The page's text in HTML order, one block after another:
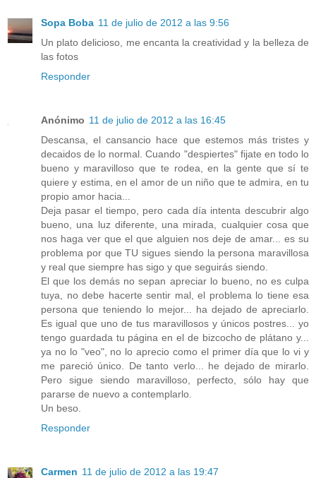
Sopa Boba 11 de julio de 2012 a las 9:56
Un plato delicioso, me encanta la creatividad y la belleza de
las fotos
Responder
Anónimo 11 de julio de 2012 a las 16:45
Descansa, el cansancio hace que estemos más tristes y
decaidos de lo normal. Cuando "despiertes" fijate en todo lo
bueno y maravilloso que te rodea, en la gente que sí te
quiere y estima, en el amor de un niño que te admira, en tu
propio amor hacia...
Deja pasar el tiempo, pero cada día intenta descubrir algo
bueno, una luz diferente, una mirada, cualquier cosa que
nos haga ver que el que alguien nos deje de amar... es su
problema por que TU sigues siendo la persona maravillosa
y real que siempre has sigo y que seguirás siendo.
El que los demás no sepan apreciar lo bueno, no es culpa
tuya, no debe hacerte sentir mal, el problema lo tiene esa
persona que teniendo lo mejor... ha dejado de apreciarlo.
Es igual que uno de tus maravillosos y únicos postres... yo
tengo guardada tu página en el de bizcocho de plátano y...
ya no lo "veo", no lo aprecio como el primer día que lo vi y
me pareció único. De tanto verlo... he dejado de mirarlo.
Pero sigue siendo maravilloso, perfecto, sólo hay que
pararse de nuevo a contemplarlo.
Un beso.
Responder
Carmen 11 de julio de 2012 a las 19:47